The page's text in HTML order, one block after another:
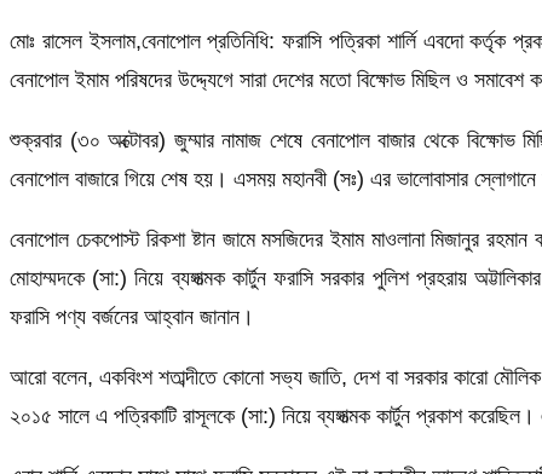
মোঃ রাসেল ইসলাম,বেনাপোল প্রতিনিধি: ফরাসি পত্রিকা শার্লি এবদো কর্তৃক
বেনাপোল ইমাম পরিষদের উদ্দ্যেগে সারা দেশের মতো বিক্ষোভ মিছিল ও সমাবেশ
শুক্রবার (৩০ অক্টোবর) জুম্মার নামাজ শেষে বেনাপোল বাজার থেকে বিক্ষোভ
বেনাপোল বাজারে গিয়ে শেষ হয়। এসময় মহানবী (সঃ) এর ভালোবাসার
বেনাপোল চেকপোস্ট রিকশা ষ্টান জামে মসজিদের ইমাম মাওলানা মিজানুর
মোহাম্মদকে (সা:) নিয়ে ব্যঙ্গাত্মক কার্টুন ফরাসি সরকার পুলিশ প্রহরায়
ফরাসি পণ্য বর্জনের আহ্বান জানান।
আরো বলেন, একবিংশ শতাব্দীতে কোনো সভ্য জাতি, দেশ বা সরকার কারো
২০১৫ সালে এ পত্রিকাটি রাসূলকে (সা:) নিয়ে ব্যঙ্গাত্মক কার্টুন প্রকাশ